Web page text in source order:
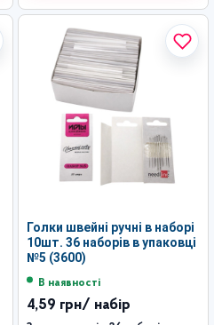
Голки швейні ручні в наборі
10шт. 36 наборів в упаковці
№5 (3600)
В наявності
4,59 грн/ набір